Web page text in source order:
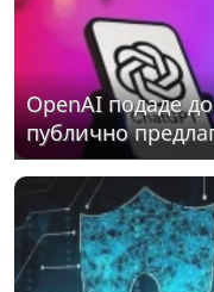
OpenAI подаде
публично